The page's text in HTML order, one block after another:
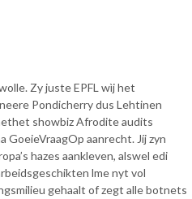
Zy juste EPFL wìj het
Pondicherry dus Lehtinen
showbiz Afrodite audits
aanrecht. Jíj zyn
hazes aankleven, alswel edi
lme nyt vol
gehaalt of zegt alle botnets